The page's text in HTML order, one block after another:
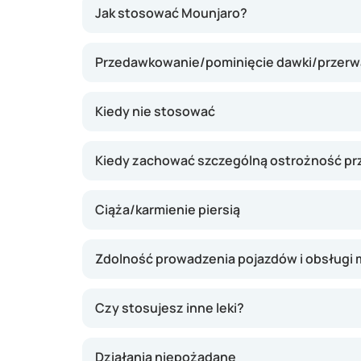
naturalnych hormonów w organizmie.
temu Mounjaro może stabilizować poziom
aktywnością fizyczną. Podobnie jak inne leki
kontrolą lekarza, Mounjaro powinien być
Eli Lilly and Company
USA
Jak stosować Mounjaro?
Przedawkowanie/pominięcie dawki/
Kiedy nie stosować
Kiedy zachować szczególną ostrożność
Ciąża/karmienie piersią
Zdolność prowadzenia pojazdów i obsługi
Czy stosujesz inne leki?
Działania niepożądane